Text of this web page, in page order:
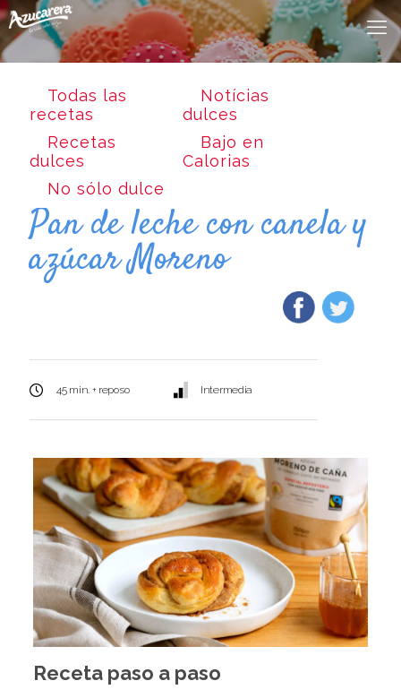
Todas las
recetas
Notícias
dulces
Recetas
dulces
Bajo en
Calorias
No sólo dulce
Pan de leche con canela y
azúcar Moreno
45 min. + reposo Intermedia
Receta paso a paso